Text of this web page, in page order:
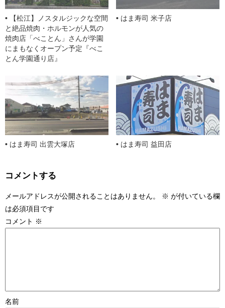
【松江】ノスタルジックな空間
と絶品焼肉・ホルモンが人気の
焼肉店「べことん」さんが学園
にまもなくオープン予定『べこ
とん学園通り店』
はま寿司 米子店
はま寿司 出雲大塚店 はま寿司 益田店
コメントする
メールアドレスが公開されることはありません。 ※ が付いている欄
は必須項目です
コメント ※
名前